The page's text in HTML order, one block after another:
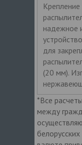
надежное
для
(20 мм).
*Все
между